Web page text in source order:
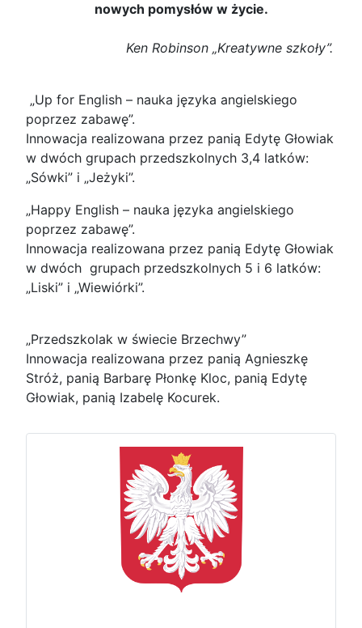
nowych pomysłów w życie.
Ken Robinson „Kreatywne szkoły”.
„Up for English – nauka języka angielskiego
poprzez zabawę”.
Innowacja realizowana przez panią Edytę Głowiak
w dwóch grupach przedszkolnych 3,4 latków:
„Sówki” i „Jeżyki”.
„Happy English – nauka języka angielskiego
poprzez zabawę”.
Innowacja realizowana przez panią Edytę Głowiak
w dwóch grupach przedszkolnych 5 i 6 latków:
„Liski” i „Wiewiórki”.
„Przedszkolak w świecie Brzechwy”
Innowacja realizowana przez panią Agnieszkę
Stróż, panią Barbarę Płonkę Kloc, panią Edytę
Głowiak, panią Izabelę Kocurek.